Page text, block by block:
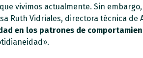
vivimos actualmente. Sin
Ruth Vidriales, directora técnica de
en los patrones de